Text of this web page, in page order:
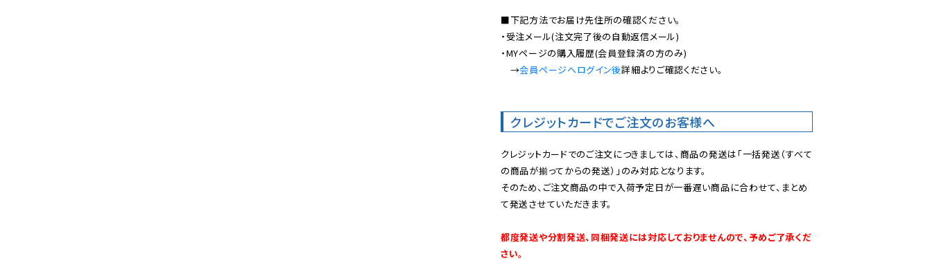
■下記方法でお届け先住所の確認ください。
・受注メール(注文完了後の自動返信メール)
・MYページの購入履歴(会員登録済の方のみ)
→会員ページへログイン後詳細よりご確認ください。
クレジットカードでご注文のお客様へ
クレジットカードでのご注文につきましては、商品の発送は「一括発送（すべて
の商品が揃ってからの発送）」のみ対応となります。
そのため、ご注文商品の中で入荷予定日が一番遅い商品に合わせて、まとめ
て発送させていただきます。
都度発送や分割発送、同梱発送には対応しておりませんので、予めご了承くだ
さい。